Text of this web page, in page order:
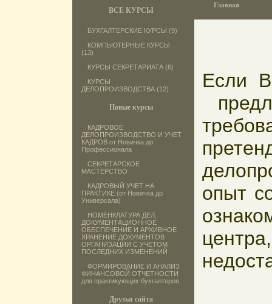
ВСЕ КУРСЫ
БУХГАЛТЕРСКИЕ КУРСЫ (9)
КОМПЬЮТЕРНЫЕ КУРСЫ
(13)
КУРСЫ СЕКРЕТАРИАТА (6)
КУРСЫ
ДЕЛОПРОИЗВОДСТВА (12)
Новые курсы
КАДРОВОЕ
ДЕЛОПРОИЗВОДСТВО И УЧЕТ
КАДРОВ от Новичка до
Профессионала
СЕКРЕТАРСКОЕ
МАСТЕРСТВО
КАДРОВЫЙ УЧЕТ НА
ПРАКТИКЕ (от Новичка до
Универсала)
НОМЕНКЛАТУРА ДЕЛ,
ДОКУМЕНТАЦИОННОЕ
ОБЕСПЕЧЕНИЕ И АРХИВНОЕ
ХРАНЕНИЕ ДОКУМЕНТОВ
ОРГАНИЗАЦИИ С УЧЕТОМ
ПОСЛЕДНИХ ИЗМЕНЕНИЙ
ФОРМИРОВАНИЕ И АНАЛИЗ
ФИНАНСОВОЙ ОТЧЕТНОСТИ
для практикующих бухгалтеров
Друзья сайта
Главная
Если
опыт